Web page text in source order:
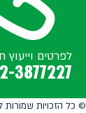
לפרטים וייעוץ
3877227
©️ כל הזכויות